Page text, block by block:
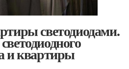
светодиодами.
и квартиры